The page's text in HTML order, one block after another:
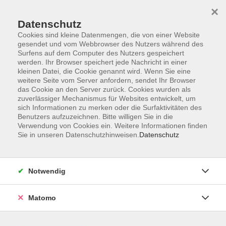
Zum Hauptinhalt springen
Die Kategorie konnte nicht gefunden werden.
Volkshochschule Bad Reichenhall
(Eine Einrichtung der Stadt Bad Reichenhall)
Datenschutz
Cookies sind kleine Datenmengen, die von einer Website
gesendet und vom Webbrowser des Nutzers während des
Surfens auf dem Computer des Nutzers gespeichert
werden. Ihr Browser speichert jede Nachricht in einer
kleinen Datei, die Cookie genannt wird. Wenn Sie eine
weitere Seite vom Server anfordern, sendet Ihr Browser
das Cookie an den Server zurück. Cookies wurden als
zuverlässiger Mechanismus für Websites entwickelt, um
sich Informationen zu merken oder die Surfaktivitäten des
Benutzers aufzuzeichnen. Bitte willigen Sie in die
Verwendung von Cookies ein. Weitere Informationen finden
Sie in unseren Datenschutzhinweisen. Datenschutz
×
Notwendig
Matomo